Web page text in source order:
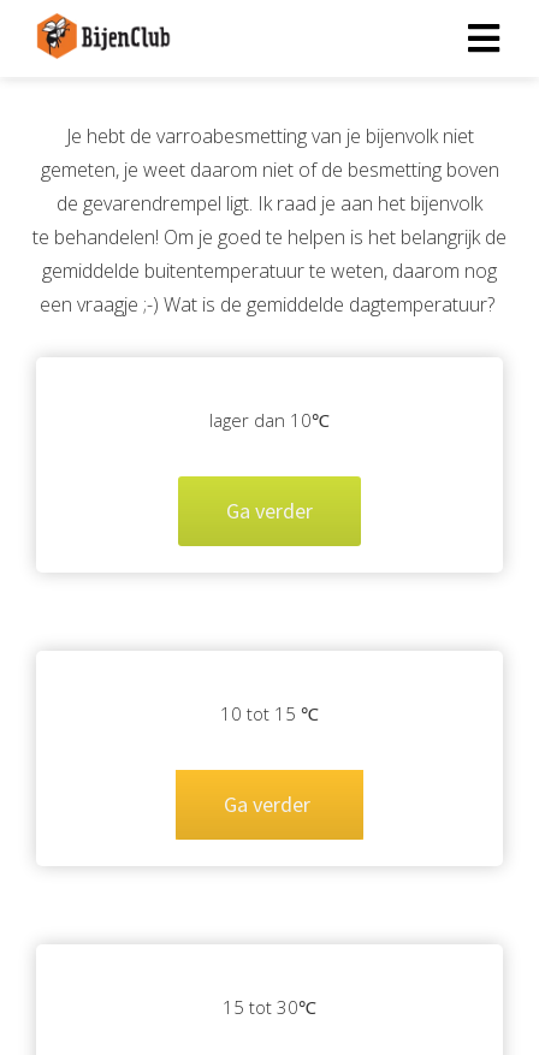
Je hebt de varroabesmetting van je bijenvolk niet
gemeten, je weet daarom niet of de besmetting boven
de gevarendrempel ligt. Ik raad je aan het bijenvolk
te behandelen! Om je goed te helpen is het belangrijk de
gemiddelde buitentemperatuur te weten, daarom nog
een vraagje ;-) Wat is de gemiddelde dagtemperatuur?
lager dan 10℃
Ga verder
10 tot 15 ℃
Ga verder
15 tot 30℃